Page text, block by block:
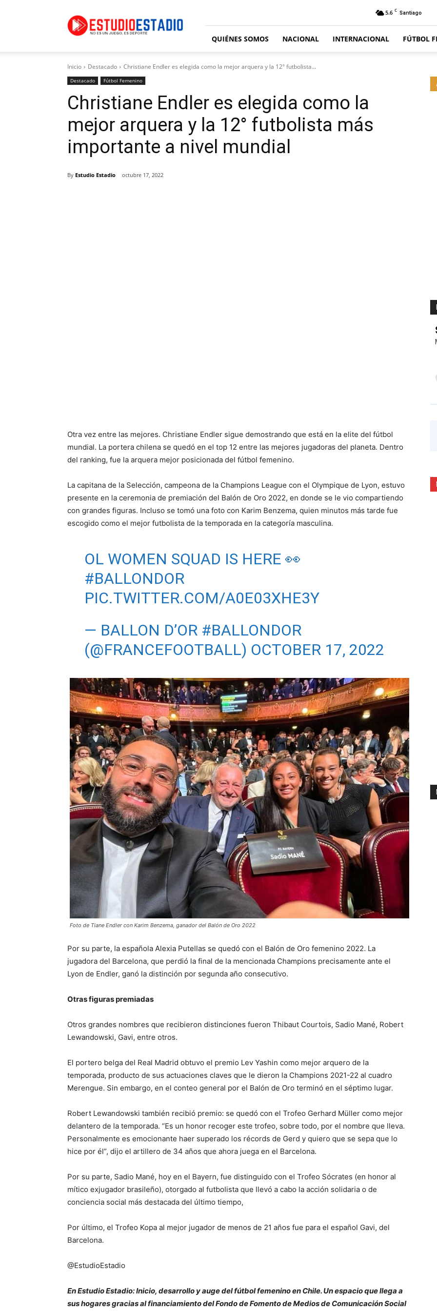
Estadio
5.6 C Santiago
QUIÉNES SOMOS NACIONAL INTERNACIONAL FÚTBOL
Inicio Destacado Christiane Endler es elegida como la mejor arquera y la 12° futbolista...
Destacado Fútbol Femenino
Christiane Endler es elegida como la
mejor arquera y la 12° futbolista más
importante a nivel mundial
By Estudio Estadio octubre 17, 2022
Otra vez entre las mejores. Christiane Endler sigue demostrando que está en la elite del fútbol
mundial. La portera chilena se quedó en el top 12 entre las mejores jugadoras del planeta. Dentro
del ranking, fue la arquera mejor posicionada del fútbol femenino.
La capitana de la Selección, campeona de la Champions League con el Olympique de Lyon, estuvo
presente en la ceremonia de premiación del Balón de Oro 2022, en donde se le vio compartiendo
con grandes figuras. Incluso se tomó una foto con Karim Benzema, quien minutos más tarde fue
escogido como el mejor futbolista de la temporada en la categoría masculina.
OL WOMEN SQUAD IS HERE 👀
#BALLONDOR
PIC.TWITTER.COM/A0E03XHE3Y
— BALLON D’OR #BALLONDOR
(@FRANCEFOOTBALL) OCTOBER 17, 2022
Foto de Tiane Endler con Karim Benzema, ganador del Balón de Oro 2022
Por su parte, la española Alexia Putellas se quedó con el Balón de Oro femenino 2022. La
jugadora del Barcelona, que perdió la final de la mencionada Champions precisamente ante el
Lyon de Endler, ganó la distinción por segunda año consecutivo.
Otras figuras premiadas
Otros grandes nombres que recibieron distinciones fueron Thibaut Courtois, Sadio Mané, Robert
Lewandowski, Gavi, entre otros.
El portero belga del Real Madrid obtuvo el premio Lev Yashin como mejor arquero de la
temporada, producto de sus actuaciones claves que le dieron la Champions 2021-22 al cuadro
Merengue. Sin embargo, en el conteo general por el Balón de Oro terminó en el séptimo lugar.
Robert Lewandowski también recibió premio: se quedó con el Trofeo Gerhard Müller como mejor
delantero de la temporada. “Es un honor recoger este trofeo, sobre todo, por el nombre que lleva.
Personalmente es emocionante haer superado los récords de Gerd y quiero que se sepa que lo
hice por él”, dijo el artillero de 34 años que ahora juega en el Barcelona.
Por su parte, Sadio Mané, hoy en el Bayern, fue distinguido con el Trofeo Sócrates (en honor al
mítico exjugador brasileño), otorgado al futbolista que llevó a cabo la acción solidaria o de
conciencia social más destacada del último tiempo,
Por último, el Trofeo Kopa al mejor jugador de menos de 21 años fue para el español Gavi, del
Barcelona.
@EstudioEstadio
En Estudio Estadio: Inicio, desarrollo y auge del fútbol femenino en Chile. Un espacio que llega a
sus hogares gracias al financiamiento del Fondo de Fomento de Medios de Comunicación Social